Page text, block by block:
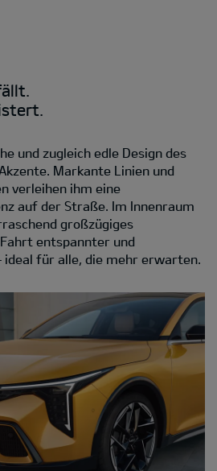
und zugleich edle Design des
Markante Linien und
verleihen ihm eine
auf der Straße. Im Innenraum
großzügiges
entspannter und
für alle, die mehr erwarten.